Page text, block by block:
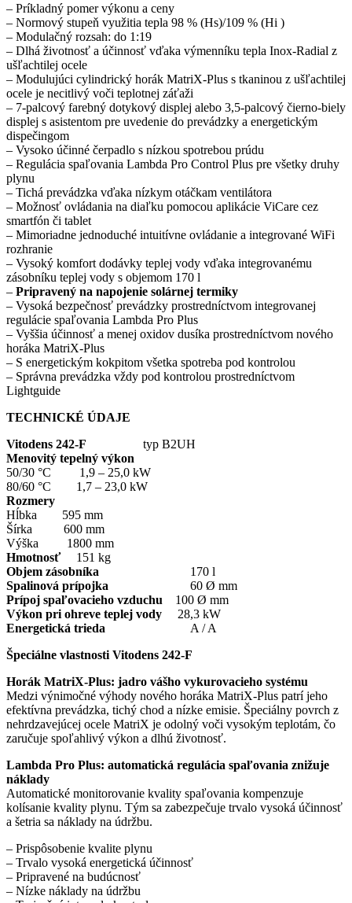
– Príkladný pomer výkonu a ceny
– Normový stupeň využitia tepla 98 % (Hs)/109 % (Hi )
– Modulačný rozsah: do 1:19
– Dlhá životnosť a účinnosť vďaka výmenníku tepla Inox-Radial z
ušľachtilej ocele
– Modulujúci cylindrický horák MatriX-Plus s tkaninou z ušľachtilej
ocele je necitlivý voči teplotnej záťaži
– 7-palcový farebný dotykový displej alebo 3,5-palcový čierno-biely
displej s asistentom pre uvedenie do prevádzky a energetickým
dispečingom
– Vysoko účinné čerpadlo s nízkou spotrebou prúdu
– Regulácia spaľovania Lambda Pro Control Plus pre všetky druhy
plynu
– Tichá prevádzka vďaka nízkym otáčkam ventilátora
– Možnosť ovládania na diaľku pomocou aplikácie ViCare cez
smartfón či tablet
– Mimoriadne jednoduché intuitívne ovládanie a integrované WiFi
rozhranie
– Vysoký komfort dodávky teplej vody vďaka integrovanému
zásobníku teplej vody s objemom 170 l
– Pripravený na napojenie solárnej termiky
– Vysoká bezpečnosť prevádzky prostredníctvom integrovanej
regulácie spaľovania Lambda Pro Plus
– Vyššia účinnosť a menej oxidov dusíka prostredníctvom nového
horáka MatriX-Plus
– S energetickým kokpitom všetka spotreba pod kontrolou
– Správna prevádzka vždy pod kontrolou prostredníctvom
Lightguide
TECHNICKÉ ÚDAJE
Vitodens 242-F typ B2UH
Menovitý tepelný výkon
50/30 °C 1,9 – 25,0 kW
80/60 °C 1,7 – 23,0 kW
Rozmery
Hĺbka 595 mm
Šírka 600 mm
Výška 1800 mm
Hmotnosť151 kg
Objem zásobníka
170 l
Spalinová prípojka 60 Ø mm
Prípoj spaľovacieho vzduchu 100 Ø mm
Výkon pri ohreve teplej vody 28,3 kW
Energetická trieda A / A
Špeciálne vlastnosti Vitodens 242-F
Horák MatriX-Plus: jadro vášho vykurovacieho systému
Medzi výnimočné výhody nového horáka MatriX-Plus patrí jeho
efektívna prevádzka, tichý chod a nízke emisie. Špeciálny povrch z
nehrdzavejúcej ocele MatriX je odolný voči vysokým teplotám, čo
zaručuje spoľahlivý výkon a dlhú životnosť.
Lambda Pro Plus: automatická regulácia spaľovania znižuje
náklady
Automatické monitorovanie kvality spaľovania kompenzuje
kolísanie kvality plynu. Tým sa zabezpečuje trvalo vysoká účinnosť
a šetria sa náklady na údržbu.
– Prispôsobenie kvalite plynu
– Trvalo vysoká energetická účinnosť
– Pripravené na budúcnosť
– Nízke náklady na údržbu